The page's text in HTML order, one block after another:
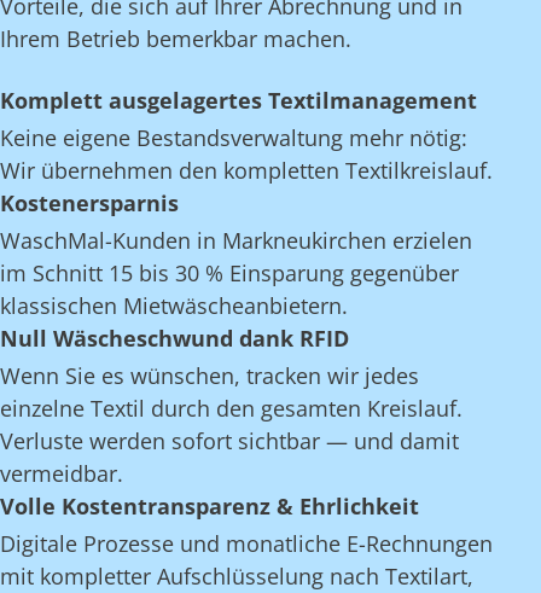
Vorteile, die sich auf Ihrer Abrechnung und in
Ihrem Betrieb bemerkbar machen.
Komplett ausgelagertes Textilmanagement
Keine eigene Bestandsverwaltung mehr nötig:
Wir übernehmen den kompletten Textilkreislauf.
Kostenersparnis
WaschMal-Kunden in Markneukirchen erzielen
im Schnitt 15 bis 30 % Einsparung gegenüber
klassischen Mietwäscheanbietern.
Null Wäscheschwund dank RFID
Wenn Sie es wünschen, tracken wir jedes
einzelne Textil durch den gesamten Kreislauf.
Verluste werden sofort sichtbar — und damit
vermeidbar.
Volle Kostentransparenz & Ehrlichkeit
Digitale Prozesse und monatliche E-Rechnungen
mit kompletter Aufschlüsselung nach Textilart,